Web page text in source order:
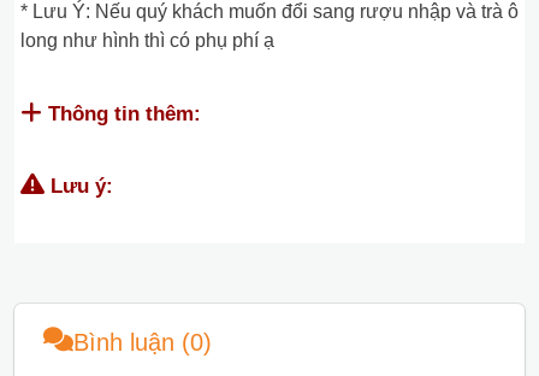
* Lưu Ý: Nếu quý khách muốn đổi sang rượu nhập và trà ô
long như hình thì có phụ phí ạ
Thông tin thêm:
Lưu ý:
Bình luận (0)